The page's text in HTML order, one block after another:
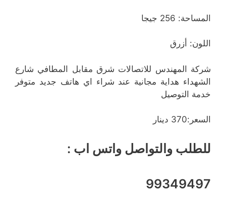
المساحة: 256 جيجا
اللون: أزرق
شركة المهندس للاتصالات شرق مقابل المطافي شارع
الشهداء هداية مجانية عند شراء اي هاتف جديد متوفر
خدمة التوصيل
السعر:370 دينار
للطلب والتواصل واتس اب :
99349497